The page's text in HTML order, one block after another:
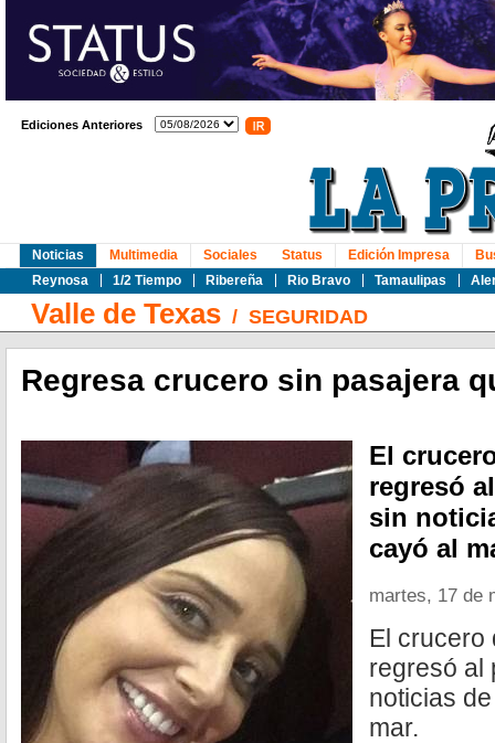
Ediciones Anteriores
Noticias
Reynosa
1/2 Tiempo Ribereña Rio Bravo Tamaulipas
Multimedia Sociales Status Edición Impresa
Valle de Texas / SEGURIDAD
Regresa crucero sin pasajera
El
regresó
sin
cayó al
martes, 17 de
El crucero
regresó al
noticias
mar.